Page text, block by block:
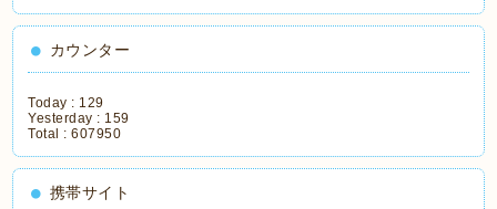
カウンター
Today : 129
Yesterday : 159
Total :607950
携帯サイト